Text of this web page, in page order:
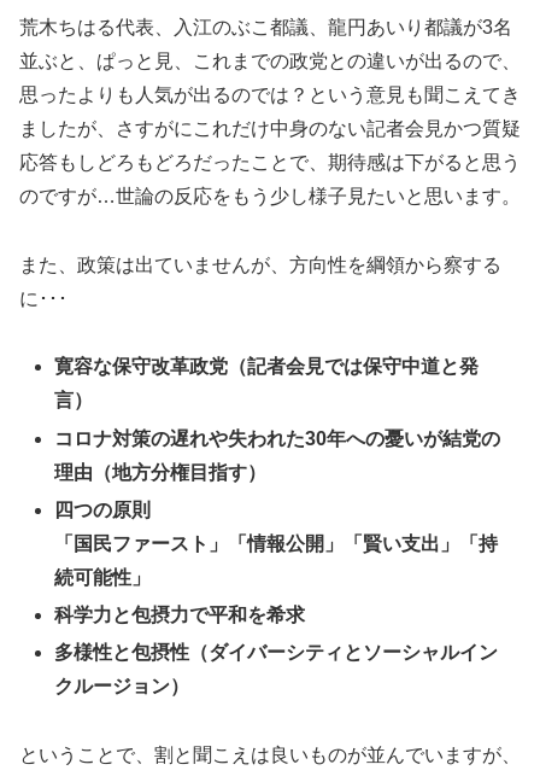
荒木ちはる代表、入江のぶこ都議、龍円あいり都議が3名
並ぶと、ぱっと見、これまでの政党との違いが出るので、
思ったよりも人気が出るのでは？という意見も聞こえてき
ましたが、さすがにこれだけ中身のない記者会見かつ質疑
応答もしどろもどろだったことで、期待感は下がると思う
のですが…世論の反応をもう少し様子見たいと思います。
また、政策は出ていませんが、方向性を綱領から察する
に･･･
寛容な保守改革政党（記者会見では保守中道と発
言）
コロナ対策の遅れや失われた30年への憂いが結党の
理由（地方分権目指す）
四つの原則
「国民ファースト」「情報公開」「賢い支出」「持
続可能性」
科学力と包摂力で平和を希求
多様性と包摂性（ダイバーシティとソーシャルイン
クルージョン）
ということで、割と聞こえは良いものが並んでいますが、